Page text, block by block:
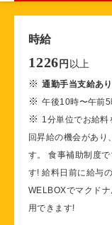
時給
1226 円 以上
※通勤手当支給あり
※午後10時〜午前
※ 1分単位でお給
回昇給の機会があり
す。 食事補助制度
す! 給料日前に給与
WELBOXでマクド
用できます!